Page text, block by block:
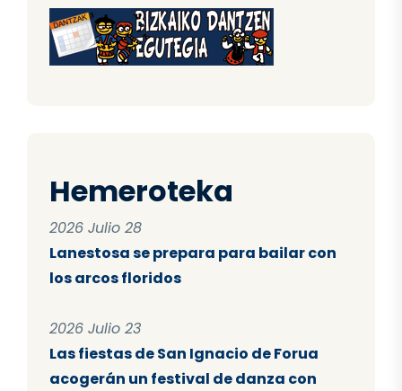
Hemeroteka
2026 Julio 28
Lanestosa se prepara para bailar con
los arcos floridos
2026 Julio 23
Las fiestas de San Ignacio de Forua
acogerán un festival de danza con